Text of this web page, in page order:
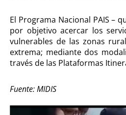
El Programa Nacional PAIS –
por objetivo acercar los
vulnerables de las zonas
extrema; mediante dos
través de las Plataformas
Fuente: MIDIS